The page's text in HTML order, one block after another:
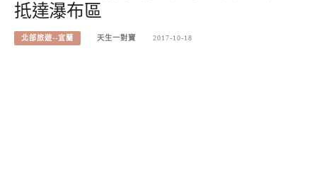
抵達瀑布區
北部旅遊--宜蘭 天生一對寶 2017-10-18